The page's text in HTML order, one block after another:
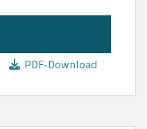
PDF-Download